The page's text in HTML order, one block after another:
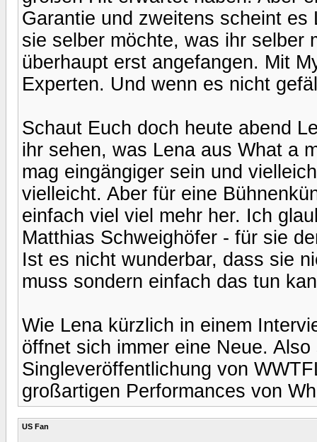
Garantie und zweitens scheint
sie selber möchte, was ihr selber
überhaupt erst angefangen. Mit
Experten. Und wenn es nicht
Schaut Euch doch heute abend
ihr sehen, was Lena aus What a
mag eingängiger sein und
vielleicht. Aber für eine
einfach viel viel mehr her. Ich
Matthias Schweighöfer - für sie
Ist es nicht wunderbar, dass sie
muss sondern einfach das tun
Wie Lena kürzlich in einem
öffnet sich immer eine Neue.
Singleveröffentlichung von
großartigen Performances von
US Fan